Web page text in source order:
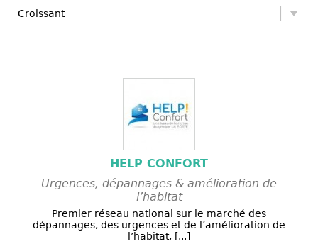
HELP CONFORT
Urgences, dépannages & amélioration de
l’habitat
Premier réseau national sur le marché des
dépannages, des urgences et de l’amélioration de
l’habitat, [...]